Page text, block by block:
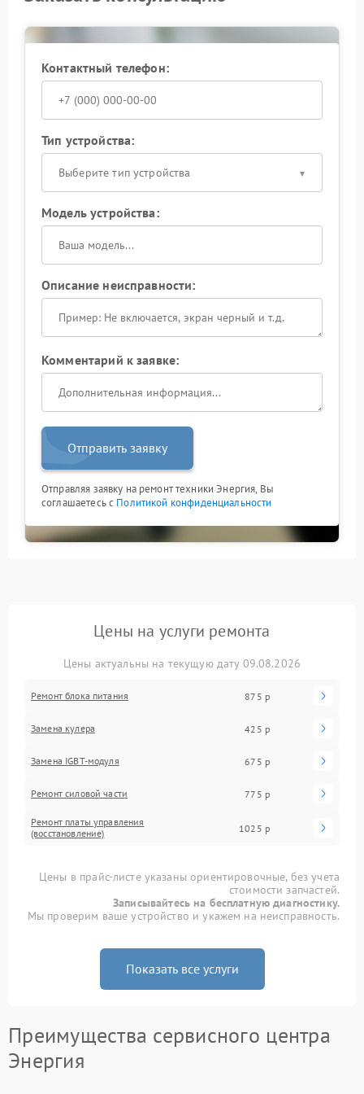
всех особенностей техники.
ключевую роль в работе ИБП, поэтому при первых
признаках проблемы стоит заняться ее устранением
и сохранить стабильность устройства.
Контактный телефон:
Тип устройства:
Выберите тип устройства
Модель устройства:
Описание неисправности:
Комментарий к заявке:
Отправить заявку
Отправляя заявку на ремонт техники Энергия, Вы
соглашаетесь с Политикой конфиденциальности
Цены на услуги ремонта
Цены актуальны на текущую дату 09.08.2026
Ремонт блока питания 875 р
Замена кулера 425 р
Замена IGBT-модуля 675 р
Ремонт силовой части 775 р
Ремонт платы управления
(восстановление)
1025 р
Цены в прайс-листе указаны ориентировочные, без учета
стоимости запчастей.
Записывайтесь на бесплатную диагностику.
Мы проверим ваше устройство и укажем на неисправность.
Показать все услуги
Преимущества сервисного центра
Энергия